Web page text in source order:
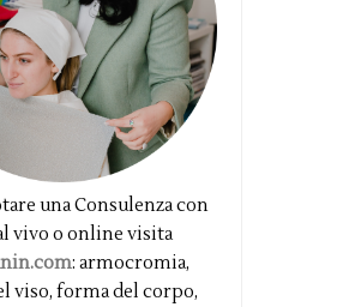
una Consulenza con
vivo o online visita
: armocromia,
viso, forma del corpo,